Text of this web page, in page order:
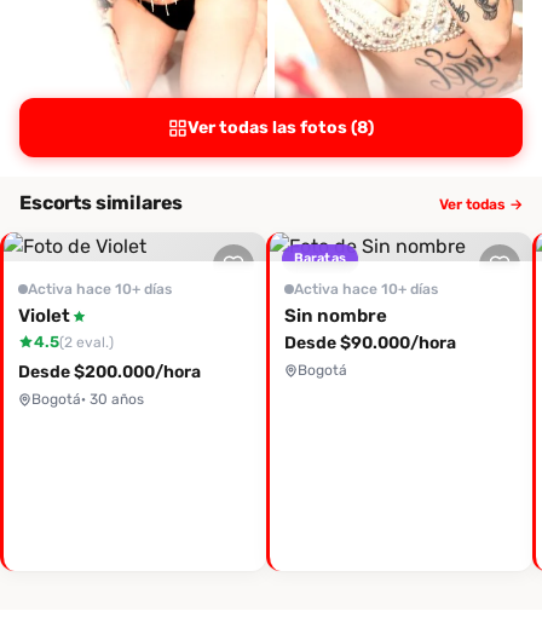
Ver todas las fotos (8)
Escorts similares Ver todas →
Activa hace 10+ días
Violet
4.5(2 eval.)
Desde $200.000/hora
Bogotá· 30 años
Baratas
Activa hace 10+ días
Sin nombre
Desde $90.000/hora
Bogotá